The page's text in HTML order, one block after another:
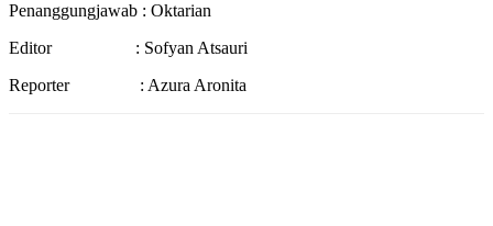
Penanggungjawab : Oktarian
Editor : Sofyan Atsauri
Reporter : Azura Aronita